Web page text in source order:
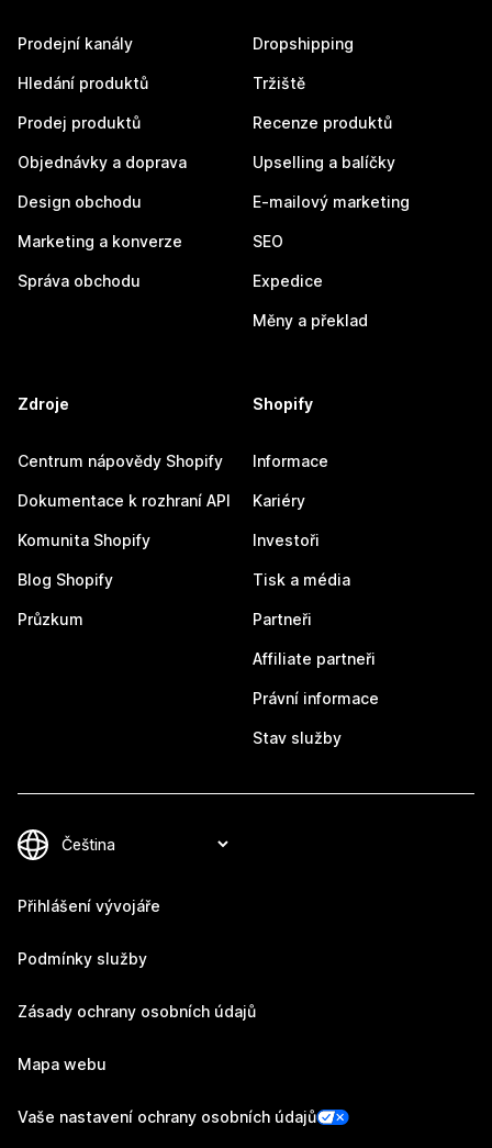
Prodejní kanály
Hledání produktů
Prodej produktů
Objednávky a doprava
Design obchodu
Marketing a konverze
Správa obchodu
Dropshipping
Tržiště
Recenze produktů
Upselling a balíčky
E-mailový marketing
SEO
Expedice
Měny a překlad
Zdroje
Centrum nápovědy Shopify
Dokumentace k rozhraní API
Komunita Shopify
Blog Shopify
Průzkum
Shopify
Informace
Kariéry
Investoři
Tisk a média
Partneři
Affiliate partneři
Právní informace
Stav služby
Přihlášení vývojáře
Podmínky služby
Zásady ochrany osobních údajů
Mapa webu
Vaše nastavení ochrany osobních údajů